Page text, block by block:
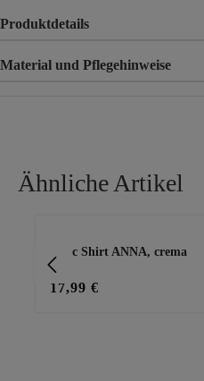
Produktdetails
Material und Pflegehinweise
Ähnliche Artikel
Basic Shirt ANNA, crema
17,99 €